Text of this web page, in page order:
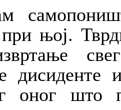
њој.
оног